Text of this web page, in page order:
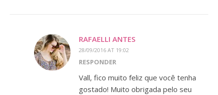
RAFAELLI ANTES
28/09/2016 AT 19:02
RESPONDER
Vall, fico muito feliz que você tenha
gostado! Muito obrigada pelo seu